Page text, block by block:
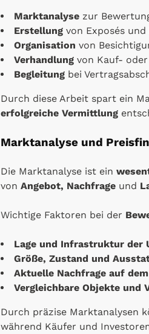
Marktanalyse zur
Erstellung von Exposés
Organisation von
Verhandlung von Kauf-
Begleitung bei
Durch diese Arbeit spart ein
erfolgreiche Vermittlung
Marktanalyse und
Die Marktanalyse ist ein
von Angebot, Nachfrage und
Wichtige Faktoren bei der
Lage und Infrastruktur der
Größe, Zustand und
Aktuelle Nachfrage auf
Vergleichbare Objekte und
Durch präzise Marktanalysen
während Käufer und